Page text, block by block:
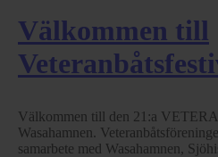
Välkommen till
Välkommen till den 21:a
Wasahamnen.
samarbete med Wasahamnen,